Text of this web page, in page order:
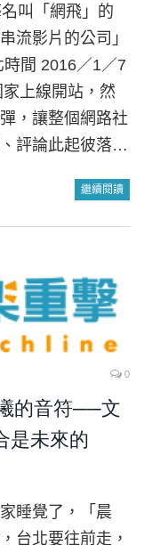
上線開站，然
，讓整個網路社
、評論此起彼落…
繼續閱讀
的音符──文
未來的
睡覺了，「晨
台北要往前走，